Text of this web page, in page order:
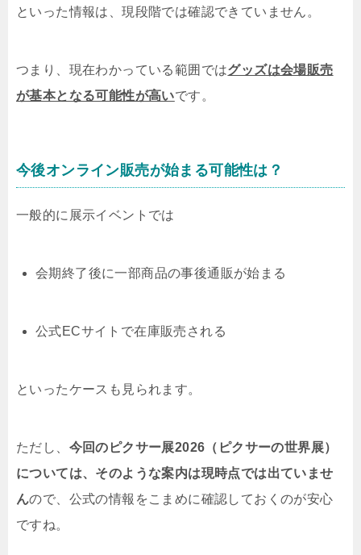
といった情報は、現段階では確認できていません。
つまり、現在わかっている範囲ではグッズは会場販売
が基本となる可能性が高いです。
今後オンライン販売が始まる可能性は？
一般的に展示イベントでは
会期終了後に一部商品の事後通販が始まる
公式ECサイトで在庫販売される
といったケースも見られます。
ただし、 今回のピクサー展2026（ピクサーの世界展）
については、そのような案内は現時点では出ていませ
んので、公式の情報をこまめに確認しておくのが安心
ですね。